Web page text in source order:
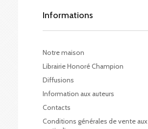
Informations
Notre maison
Librairie Honoré Champion
Diffusions
Information aux auteurs
Contacts
Conditions générales de vente aux